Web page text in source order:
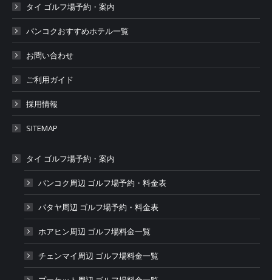
タイ ゴルフ場予約・案内
バンコクおすすめホテル一覧
お問い合わせ
ご利用ガイド
採用情報
SITEMAP
タイ ゴルフ場予約・案内
バンコク周辺 ゴルフ場予約・料金表
パタヤ周辺 ゴルフ場予約・料金表
ホアヒン周辺 ゴルフ場料金一覧
チェンマイ周辺 ゴルフ場料金一覧